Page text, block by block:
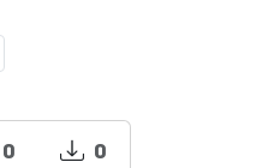
0 0